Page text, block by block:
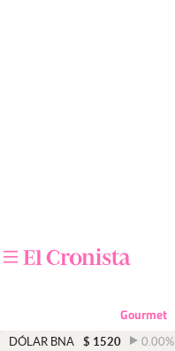
Otras secciones
Gourmet
DÓLAR BNA $ 1520 0.00%